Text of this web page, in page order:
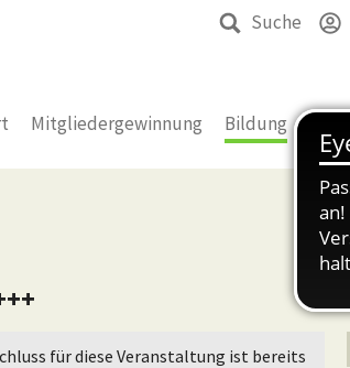
Suche
Mitgliedergewinnung Bildung
für diese Veranstaltung ist bereits